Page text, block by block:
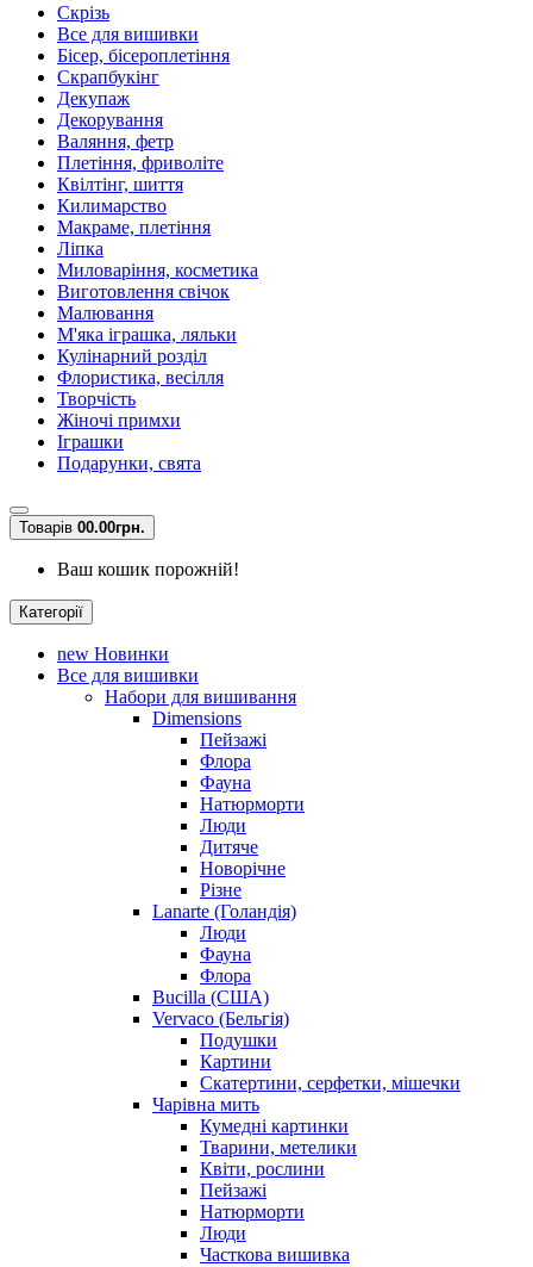
Скрізь
Все для вишивки
Бісер, бісероплетіння
Скрапбукінг
Декупаж
Декорування
Валяння, фетр
Плетіння, фриволіте
Квілтінг, шиття
Килимарство
Макраме, плетіння
Ліпка
Миловаріння, косметика
Виготовлення свічок
Малювання
М'яка іграшка, ляльки
Кулінарний розділ
Флористика, весілля
Творчість
Жіночі примхи
Іграшки
Подарунки, свята
Товарів 00.00грн.
Ваш кошик порожній!
Категорії
new Новинки
Все для вишивки
Набори для вишивання
Dimensions
Пейзажі
Флора
Фауна
Натюрморти
Люди
Дитяче
Новорічне
Різне
Lanarte (Голандія)
Люди
Фауна
Флора
Bucilla (США)
Vervaco (Бельгія)
Подушки
Картини
Скатертини, серфетки, мішечки
Чарiвна мить
Кумедні картинки
Тварини, метелики
Квіти, рослини
Пейзажі
Натюрморти
Люди
Часткова вишивка